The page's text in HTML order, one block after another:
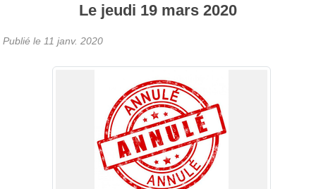
Le jeudi 19 mars 2020
Publié le 11 janv. 2020